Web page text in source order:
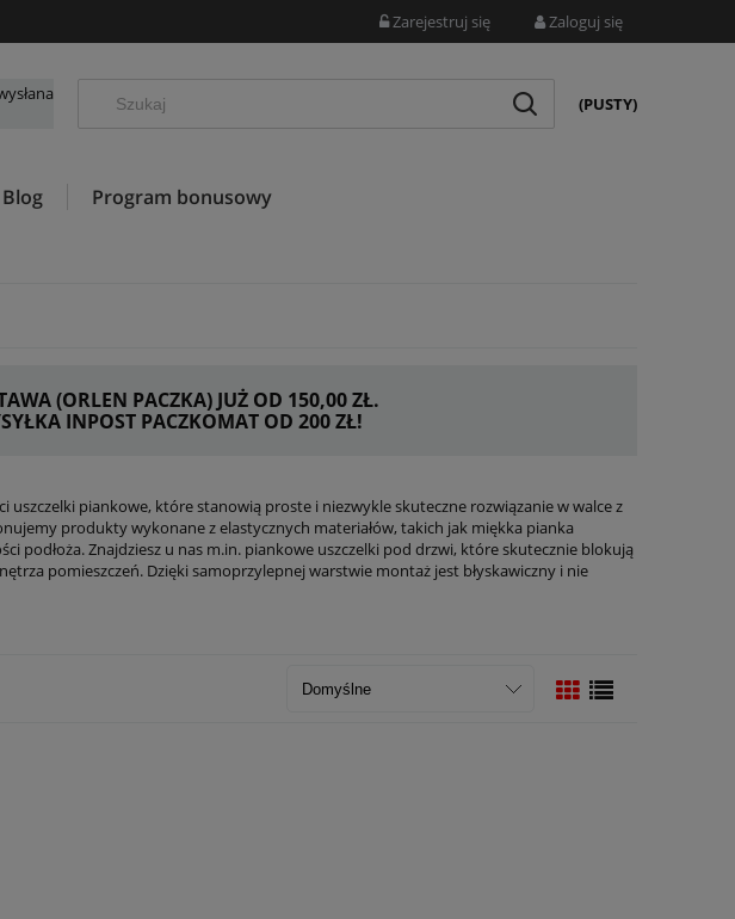
Zarejestruj się Zaloguj się
(PUSTY)
Blog Program bonusowy
(ORLEN PACZKA) JUŻ OD 150,00 ZŁ.
INPOST PACZKOMAT OD 200 ZŁ!
piankowe, które stanowią proste i niezwykle skuteczne rozwiązanie w walce z
produkty wykonane z elastycznych materiałów, takich jak miękka pianka
podłoża. Znajdziesz u nas m.in. piankowe uszczelki pod drzwi, które skutecznie blokują
pomieszczeń. Dzięki samoprzylepnej warstwie montaż jest błyskawiczny i nie